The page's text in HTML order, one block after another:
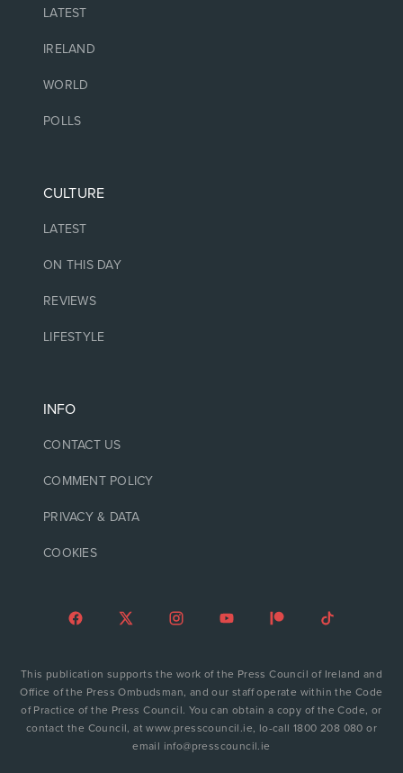
LATEST
IRELAND
WORLD
POLLS
CULTURE
LATEST
ON THIS DAY
REVIEWS
LIFESTYLE
INFO
CONTACT US
COMMENT POLICY
PRIVACY & DATA
COOKIES
This publication supports the work of the Press Council of Ireland and
Office of the Press Ombudsman, and our staff operate within the Code
of Practice of the Press Council. You can obtain a copy of the Code, or
contact the Council, at www.presscouncil.ie, lo-call 1800 208 080 or
email info@presscouncil.ie